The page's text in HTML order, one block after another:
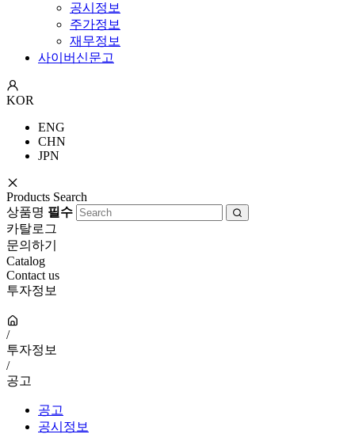
공시정보
주가정보
재무정보
사이버신문고
KOR
ENG
CHN
JPN
Products Search
상품명 필수
카탈로그
문의하기
Catalog
Contact us
투자정보
/
투자정보
/
공고
공고
공시정보